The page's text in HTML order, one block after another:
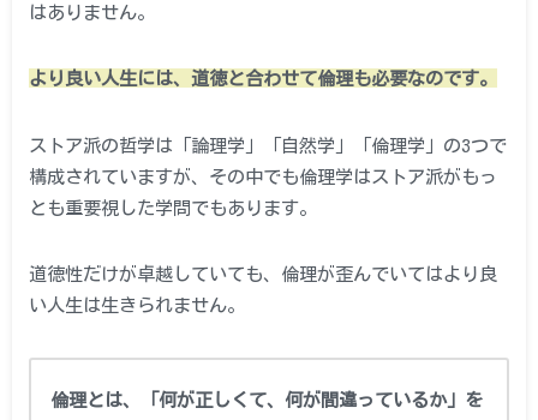
はありません。
より良い人生には、道徳と合わせて倫理も必要なのです。
ストア派の哲学は「論理学」「自然学」「倫理学」の3つで
構成されていますが、その中でも倫理学はストア派がもっ
とも重要視した学問でもあります。
道徳性だけが卓越していても、倫理が歪んでいてはより良
い人生は生きられません。
倫理とは、「何が正しくて、何が間違っているか」を